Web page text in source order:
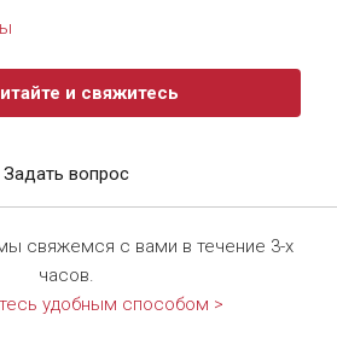
и свяжитесь
Задать вопрос
свяжемся с вами в течение 3-х
часов.
удобным способом >